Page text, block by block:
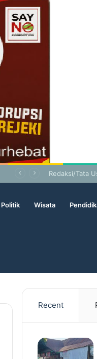
Redaksi/Tata
Politik Wisata
Recent